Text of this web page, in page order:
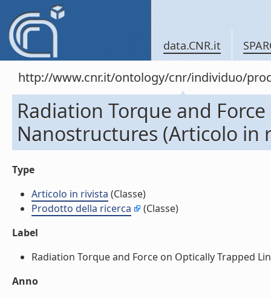
data.CNR.it
http://www.cnr.it/ontology/cnr/individuo/
Radiation Torque and
Nanostructures (Articolo in
Type
Articolo in rivista (Classe)
Prodotto della ricerca
(Classe)
Label
Radiation Torque and Force on Optically Trapped
Anno